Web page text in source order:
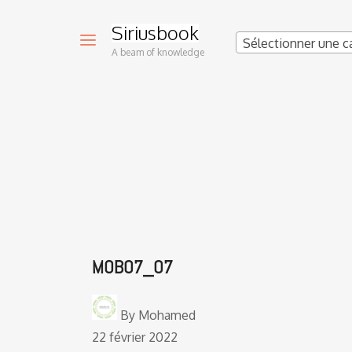
Siriusbook
A beam of knowledge
Sélectionner une
MOB07_07
By Mohamed
22 février 2022